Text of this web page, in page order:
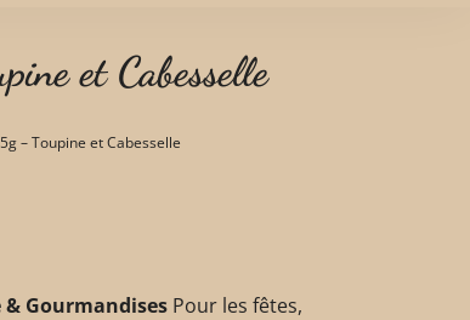
et Cabesselle
– Toupine et Cabesselle
& Gourmandises Pour les fêtes,